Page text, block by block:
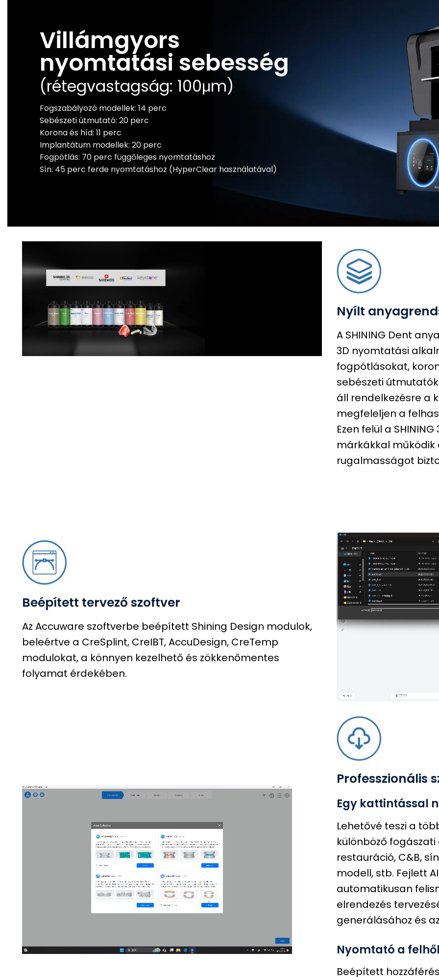
Villámgyors
nyomtatási sebesség
(rétegvastagság: 100μm)
Fogszabályozó modellek: 14 perc
Sebészeti útmutató: 20 perc
Korona és híd: 11 perc
Implantátum modellek: 20 perc
Fogpótlás: 70 perc függőleges nyomtatáshoz
Sín: 45 perc ferde nyomtatáshoz (HyperClear használatával)
Nyílt
A SHINING Dent
3D nyomtatási
fogpótlásokat,
sebészeti
áll rendelkezésre a
megfeleljen a
Ezen felül a
márkákkal
rugalmasságot
Beépített tervező szoftver
Az Accuware szoftverbe beépített Shining Design modulok,
beleértve a CreSplint, CreIBT, AccuDesign, CreTemp
modulokat, a könnyen kezelhető és zökkenőmentes
folyamat érdekében.
Professzionális
Egy kattintással
Lehetővé teszi a
különböző
restauráció, C&B,
modell, stb. Fejlett
automatikusan
elrendezés
generálásához és
Nyomtató a
Beépített